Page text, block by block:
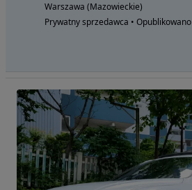
Warszawa (Mazowieckie)
Prywatny sprzedawca • Opublikowano